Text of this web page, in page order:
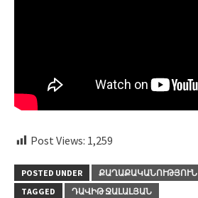
Post Views: 1,259
POSTED UNDER
ՔԱՂԱՔԱԿԱՆՈՒԹՅՈՒՆ
TAGGED
ԴԱՎԻԹ ՋԱԼԱԼՅԱՆ